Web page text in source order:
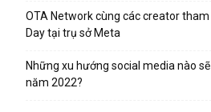
OTA Network cùng các creator
Day tại trụ sở Meta
Những xu hướng social media nào
năm 2022?